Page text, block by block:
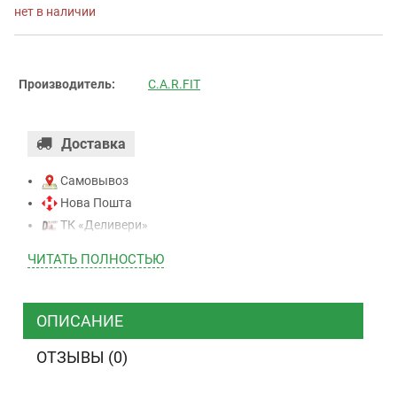
нет в наличии
Производитель: C.A.R.FIT
Доставка
Самовывоз
Нова Пошта
ТК «Деливери»
ТК “Justin”
ТК ”УкрПочта”
ЧИТАТЬ ПОЛНОСТЬЮ
ОПИСАНИЕ
ОТЗЫВЫ (0)